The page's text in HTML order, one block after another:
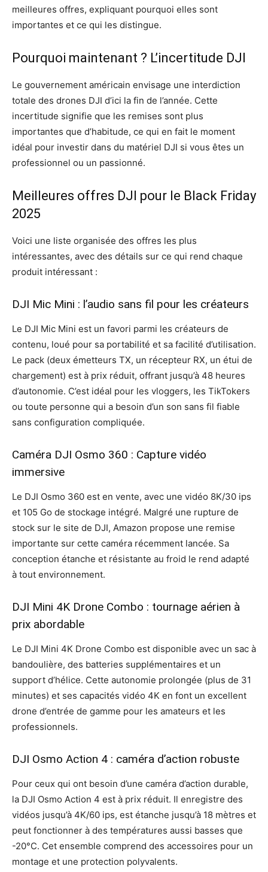
meilleures offres, expliquant pourquoi elles sont
importantes et ce qui les distingue.
Pourquoi maintenant ? L’incertitude DJI
Le gouvernement américain envisage une interdiction
totale des drones DJI d’ici la fin de l’année. Cette
incertitude signifie que les remises sont plus
importantes que d’habitude, ce qui en fait le moment
idéal pour investir dans du matériel DJI si vous êtes un
professionnel ou un passionné.
Meilleures offres DJI pour le Black Friday
2025
Voici une liste organisée des offres les plus
intéressantes, avec des détails sur ce qui rend chaque
produit intéressant :
DJI Mic Mini : l’audio sans fil pour les créateurs
Le DJI Mic Mini est un favori parmi les créateurs de
contenu, loué pour sa portabilité et sa facilité d’utilisation.
Le pack (deux émetteurs TX, un récepteur RX, un étui de
chargement) est à prix réduit, offrant jusqu’à 48 heures
d’autonomie. C’est idéal pour les vloggers, les TikTokers
ou toute personne qui a besoin d’un son sans fil fiable
sans configuration compliquée.
Caméra DJI Osmo 360 : Capture vidéo
immersive
Le DJI Osmo 360 est en vente, avec une vidéo 8K/30 ips
et 105 Go de stockage intégré. Malgré une rupture de
stock sur le site de DJI, Amazon propose une remise
importante sur cette caméra récemment lancée. Sa
conception étanche et résistante au froid le rend adapté
à tout environnement.
DJI Mini 4K Drone Combo : tournage aérien à
prix abordable
Le DJI Mini 4K Drone Combo est disponible avec un sac à
bandoulière, des batteries supplémentaires et un
support d’hélice. Cette autonomie prolongée (plus de 31
minutes) et ses capacités vidéo 4K en font un excellent
drone d’entrée de gamme pour les amateurs et les
professionnels.
DJI Osmo Action 4 : caméra d’action robuste
Pour ceux qui ont besoin d’une caméra d’action durable,
la DJI Osmo Action 4 est à prix réduit. Il enregistre des
vidéos jusqu’à 4K/60 ips, est étanche jusqu’à 18 mètres et
peut fonctionner à des températures aussi basses que
-20°C. Cet ensemble comprend des accessoires pour un
montage et une protection polyvalents.